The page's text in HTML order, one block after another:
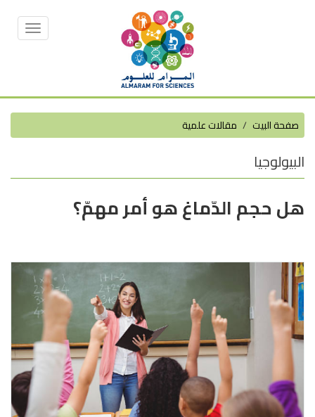
Toggle
صفحة البيت مقالات علمية
البيولوجيا
هل حجم الدّماغ هو أمر مهمّ؟